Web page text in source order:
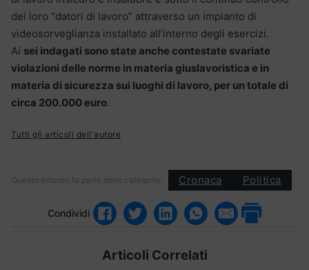
dei loro “datori di lavoro” attraverso un impianto di
videosorveglianza installato all’interno degli esercizi.
Ai sei indagati sono state anche contestate svariate
violazioni delle norme in materia giuslavoristica e in
materia di sicurezza sui luoghi di lavoro, per un totale di
circa 200.000 euro.
Tutti gli articoli dell'autore
Questo articolo fa parte delle categorie: Cronaca Politica
Condividi
Articoli Correlati